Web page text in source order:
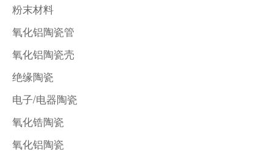
粉末材料
氧化铝陶瓷管
氧化铝陶瓷壳
绝缘陶瓷
电子/电器陶瓷
氧化锆陶瓷
氧化铝陶瓷